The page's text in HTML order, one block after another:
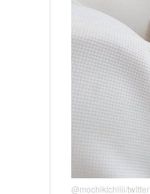
@mochikichiiii/twitter